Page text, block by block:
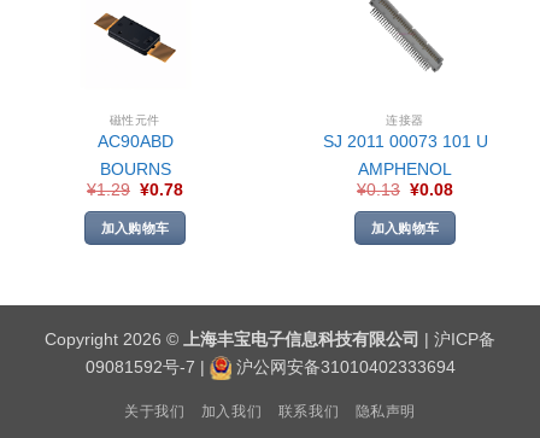
磁性元件
AC90ABD
BOURNS
¥1.29 ¥0.78
加入购物车
连接器
SJ 2011 00073 101 U
AMPHENOL
¥0.13 ¥0.08
加入购物车
Copyright 2026 © 上海丰宝电子信息科技有限公司 | 沪ICP备
09081592号-7 | 沪公网安备31010402333694
关于我们 加入我们 联系我们 隐私声明